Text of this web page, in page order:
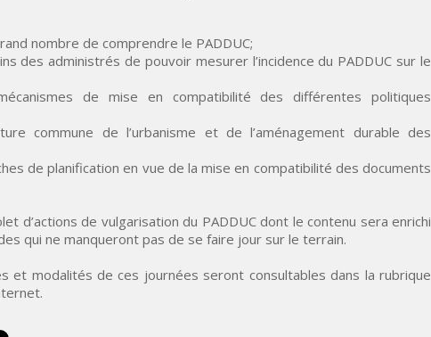
nombre de comprendre le PADDUC;
des administrés de pouvoir mesurer l’incidence du PADDUC sur le
de mise en compatibilité des différentes politiques
commune de l’urbanisme et de l’aménagement durable des
de planification en vue de la mise en compatibilité des documents
d’actions de vulgarisation du PADDUC dont le contenu sera enrichi
qui ne manqueront pas de se faire jour sur le terrain.
et modalités de ces journées seront consultables dans la rubrique